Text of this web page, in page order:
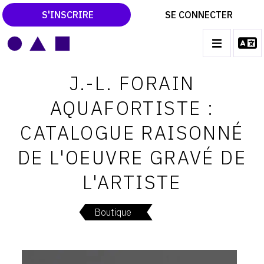
S'INSCRIRE SE CONNECTER
CATALOGUES RAISONNÉS
LES EXPOSITIONS
LES VERNISSAGES
ARCHIVES DES EXPOSITIONS
ACTUALITÉS DU MONDE DE L'ART
LIBRAIRIE : LIVRES & CATALOGUES
J.-L. FORAIN
AQUAFORTISTE :
CATALOGUE RAISONNÉ
DE L'OEUVRE GRAVÉ DE
L'ARTISTE
Boutique